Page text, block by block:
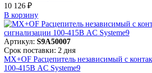
10 126 ₽
В корзинy
Артикул: S9A50007
Срок поставки: 2 дня
MX+OF Расцепитель независимый с
100-415В AC Systeme9